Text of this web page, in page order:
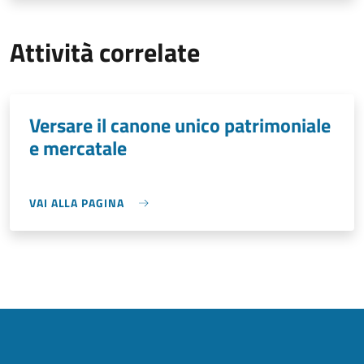
Attività correlate
Versare il canone unico patrimoniale
e mercatale
VAI ALLA PAGINA